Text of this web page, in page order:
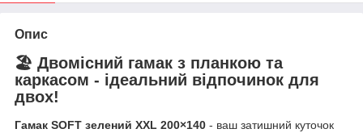
Опис
🏖 Двомісний гамак з планкою та
каркасом - ідеальний відпочинок для
двох!
Гамак SOFT зелений XXL 200×140 - ваш затишний куточок